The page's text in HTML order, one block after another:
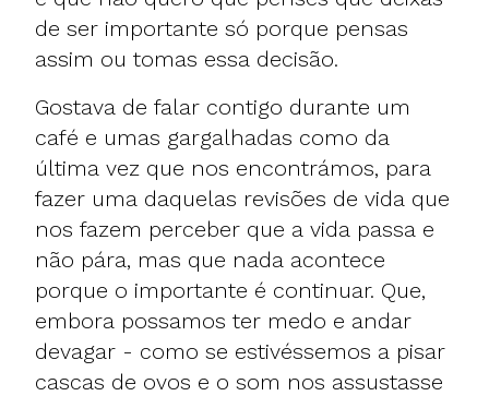
de ser importante só porque pensas
assim ou tomas essa decisão.
Gostava de falar contigo durante um
café e umas gargalhadas como da
última vez que nos encontrámos, para
fazer uma daquelas revisões de vida que
nos fazem perceber que a vida passa e
não pára, mas que nada acontece
porque o importante é continuar. Que,
embora possamos ter medo e andar
devagar - como se estivéssemos a pisar
cascas de ovos e o som nos assustasse